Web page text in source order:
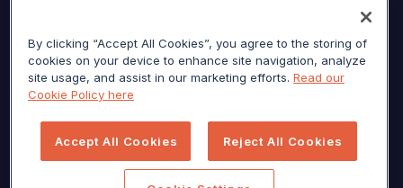
Por qué Sojern
Asóciese con nosotros
Prensa
Centro de privacidad
By clicking “Accept All Cookies”, you agree to the storing of
cookies on your device to enhance site navigation, analyze
site usage, and assist in our marketing efforts. Read our
Cookie Policy here
Accept All Cookies Reject All Cookies